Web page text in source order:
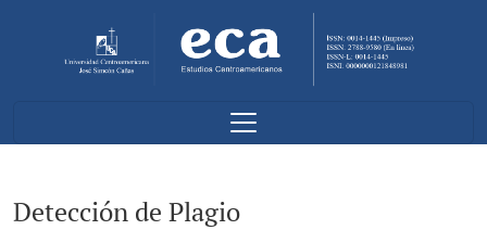
Detección de Plagio